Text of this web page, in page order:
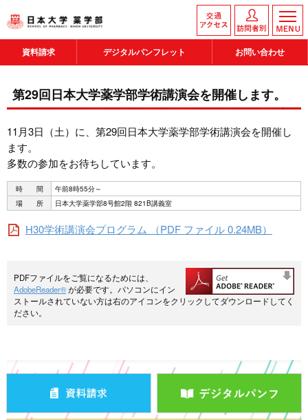
資料請求 デジタルパンフレット お問い合わせ
第29回日本大学薬学部学術講演会を開催します。
11月3日（土）に、第29回日本大学薬学部学術講演会を開催し
ます。
多数の参加をお待ちしています。
時 間
午前8時55分～
場 所
日本大学薬学部8号館2階 821B講義室
H30学術講演会プログラム （PDF ファイル 0.24MB）
PDFファイルをご覧になるためには、
AdobeReader®が必要です。パソコンにイン
ストールされていない方は右のアイコンをクリックしてダウンロードしてく
ださい。